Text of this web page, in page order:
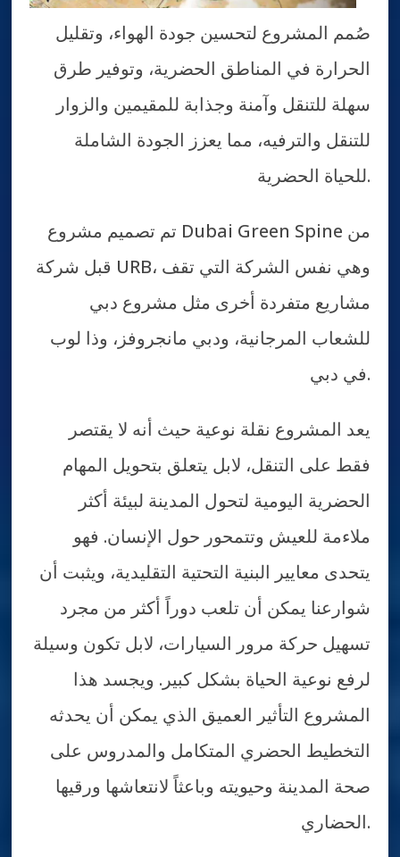
صُمم المشروع لتحسين جودة الهواء، وتقليل
الحرارة في المناطق الحضرية، وتوفير طرق
سهلة للتنقل وآمنة وجذابة للمقيمين والزوار
للتنقل والترفيه، مما يعزز الجودة الشاملة
للحياة الحضرية.
تم تصميم مشروع Dubai Green Spine من
قبل شركة URB، وهي نفس الشركة التي تقف
مشاريع متفردة أخرى مثل مشروع دبي
للشعاب المرجانية، ودبي مانجروفز، وذا لوب
في دبي.
يعد المشروع نقلة نوعية حيث أنه لا يقتصر
فقط على التنقل، لابل يتعلق بتحويل المهام
الحضرية اليومية لتحول المدينة لبيئة أكثر
ملاءمة للعيش وتتمحور حول الإنسان. فهو
يتحدى معايير البنية التحتية التقليدية، ويثبت أن
شوارعنا يمكن أن تلعب دوراً أكثر من مجرد
تسهيل حركة مرور السيارات، لابل تكون وسيلة
لرفع نوعية الحياة بشكل كبير. ويجسد هذا
المشروع التأثير العميق الذي يمكن أن يحدثه
التخطيط الحضري المتكامل والمدروس على
صحة المدينة وحيويته وباعثاً لانتعاشها ورقيها
الحضاري.